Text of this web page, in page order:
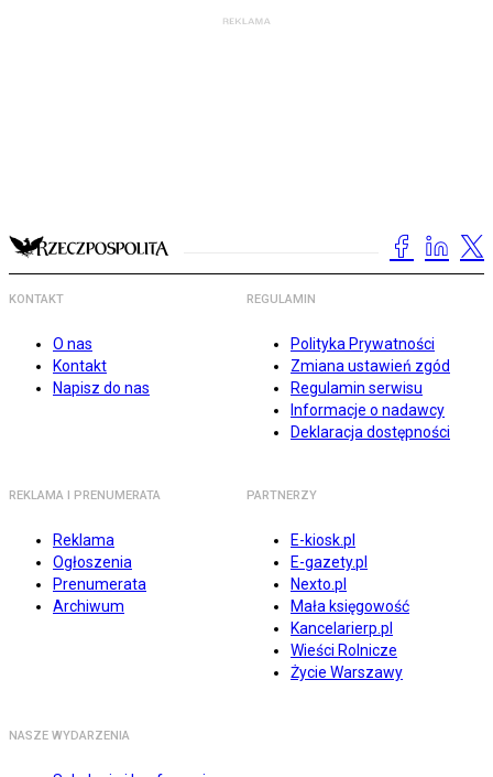
KONTAKT
O nas
Kontakt
Napisz do nas
REGULAMIN
Polityka Prywatności
Zmiana ustawień zgód
Regulamin serwisu
Informacje o nadawcy
Deklaracja dostępności
REKLAMA I PRENUMERATA
Reklama
Ogłoszenia
Prenumerata
Archiwum
PARTNERZY
E-kiosk.pl
E-gazety.pl
Nexto.pl
Mała księgowość
Kancelarierp.pl
Wieści Rolnicze
Życie Warszawy
NASZE WYDARZENIA